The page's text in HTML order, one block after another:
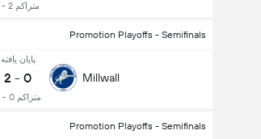
متراکم 2 - 1
Promotion Playoffs - Semifinals
Millwall
پایان یافته
0
-
2
متراکم 0 - 2
Promotion Playoffs - Semifinals